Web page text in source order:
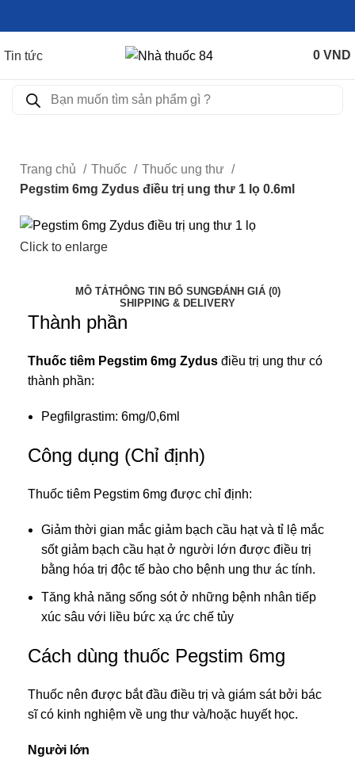
Tin tức 0 VND
Trang chủ Thuốc
Thuốc ung thư
Pegstim 6mg Zydus điều trị ung thư 1 lọ 0.6ml
Click to enlarge
MÔ TẢTHÔNG TIN BỔ SUNGĐÁNH GIÁ (0)
SHIPPING & DELIVERY
Thành phần
Thuốc tiêm Pegstim 6mg Zydus điều trị ung thư có
thành phần:
Pegfilgrastim: 6mg/0,6ml
Công dụng (Chỉ định)
Thuốc tiêm Pegstim 6mg được chỉ định:
Giảm thời gian mắc giảm bạch cầu hạt và tỉ lệ mắc
sốt giảm bạch cầu hạt ở người lớn được điều trị
bằng hóa trị độc tế bào cho bệnh ung thư ác tính.
Tăng khả năng sống sót ở những bệnh nhân tiếp
xúc sâu với liều bức xạ ức chế tủy
Cách dùng thuốc Pegstim 6mg
Thuốc nên được bắt đầu điều trị và giám sát bởi bác
sĩ có kinh nghiệm về ung thư và/hoặc huyết học.
Người lớn